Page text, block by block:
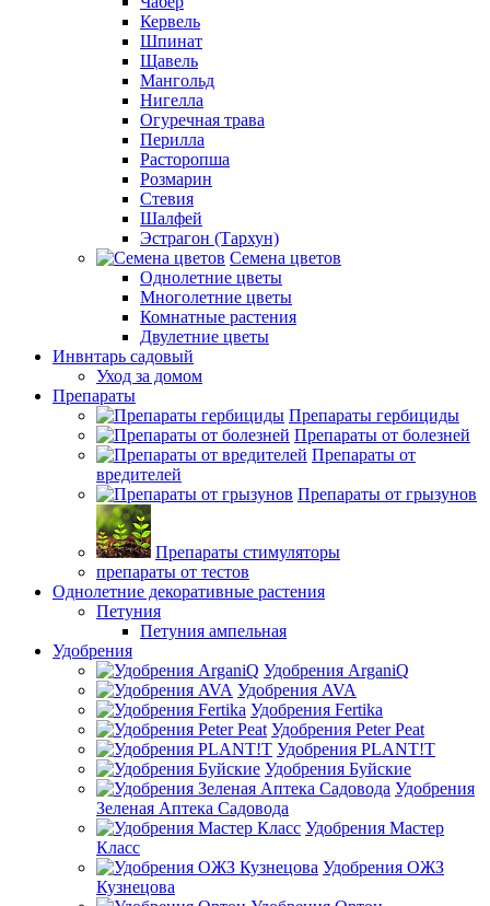
Кервель
Шпинат
Щавель
Мангольд
Нигелла
Огуречная трава
Перилла
Расторопша
Розмарин
Стевия
Шалфей
Эстрагон (Тархун)
Семена цветов
Однолетние цветы
Многолетние цветы
Комнатные растения
Двулетние цветы
Инвнтарь садовый
Уход за домом
Препараты
Препараты гербициды
Препараты от болезней
Препараты от
вредителей
Препараты от грызунов
Препараты стимуляторы
препараты от тестов
Однолетние декоративные растения
Петуния
Петуния ампельная
Удобрения
Удобрения ArganiQ
Удобрения AVA
Удобрения Fertika
Удобрения Peter Peat
Удобрения PLANT!T
Удобрения Буйские
Удобрения
Зеленая Аптека Садовода
Удобрения Мастер
Класс
Удобрения ОЖЗ
Кузнецова